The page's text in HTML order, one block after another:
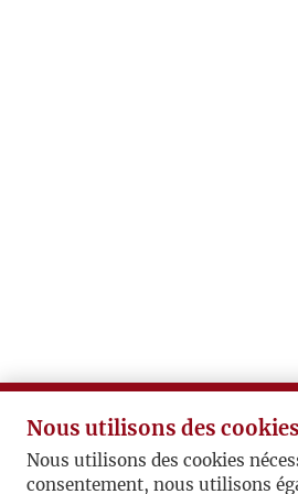
Nous utilisons des cookies
Nous utilisons des cookies
consentement, nous utilisons